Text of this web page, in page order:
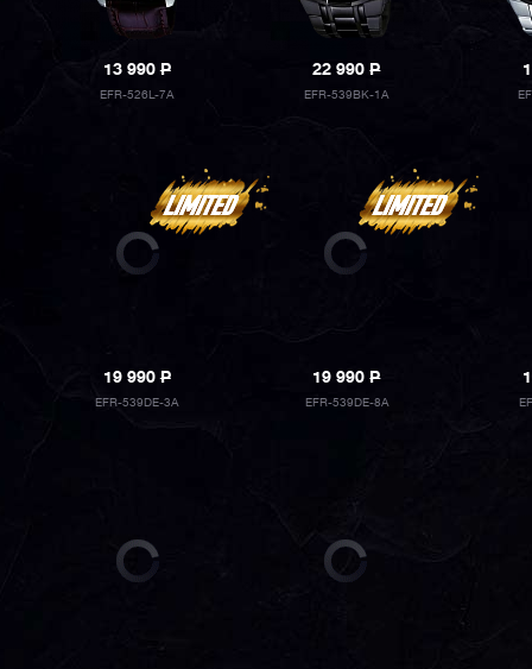
13 990P
EFR-526L-7A
22 990P
EFR-539BK-1A
19 990P
EFR-539DE-3A
19 990P
EFR-539DE-8A